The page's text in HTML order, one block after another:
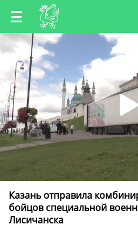
RU
TT
Казань отправила
бойцов специальной
Лисичанска